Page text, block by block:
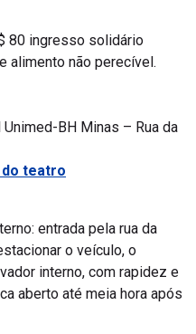
80 ingresso solidário
alimento não perecível.
BH Minas – Rua da
do teatro
entrada pela rua da
o veículo, o
interno, com rapidez e
aberto até meia hora após